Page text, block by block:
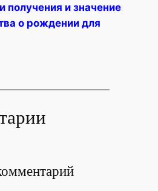
получения и значение
о рождении для